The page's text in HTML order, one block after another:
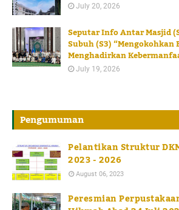
July 20, 2026
Seputar Info Antar Masjid
Subuh (S3)
Menghadirkan
July 19, 2026
Pengumuman
Pelantikan Struktur
2023 - 2026
August 06, 2023
Peresmian